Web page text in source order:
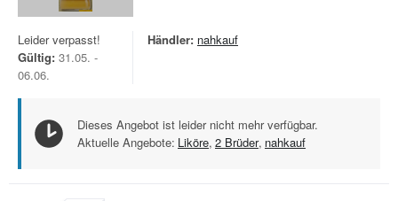
Leider verpasst!
Gültig: 31.05. -
06.06.
Händler: nahkauf
Dieses Angebot ist leider nicht mehr verfügbar.
Aktuelle Angebote: Liköre, 2 Brüder, nahkauf